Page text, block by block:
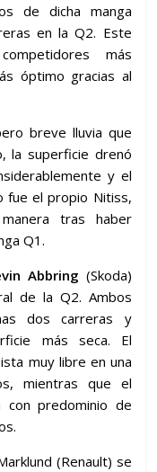
de dicha manga
en la Q2. Este
más
óptimo gracias al
breve lluvia que
la superficie drenó
y el
fue el propio Nitiss,
tras haber
Q1.
Abbring (Skoda)
de la Q2. Ambos
dos carreras y
más seca. El
muy libre en una
mientras que el
con predominio de
(Renault) se